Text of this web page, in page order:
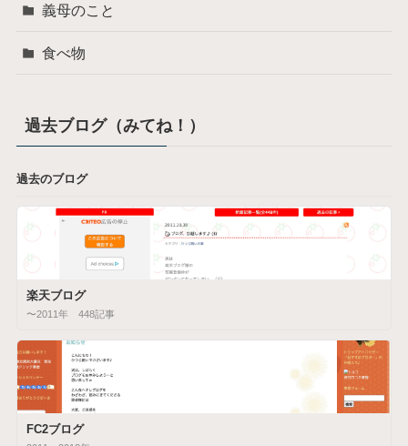
義母のこと
食べ物
過去ブログ（みてね！）
過去のブログ
楽天ブログ
〜2011年 448記事
FC2ブログ